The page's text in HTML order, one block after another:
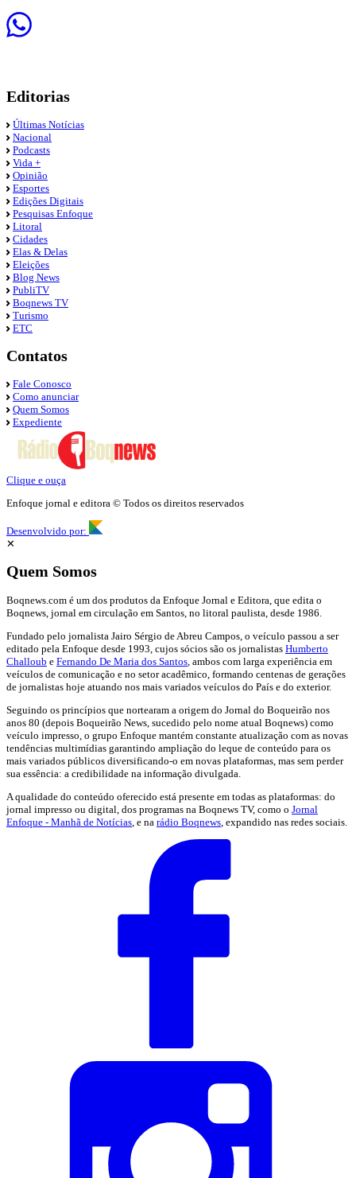
Editorias
Últimas Notícias
Nacional
Podcasts
Vida +
Opinião
Esportes
Edições Digitais
Pesquisas Enfoque
Litoral
Cidades
Elas & Delas
Eleições
Blog News
PubliTV
Boqnews TV
Turismo
ETC
Contatos
Fale Conosco
Como anunciar
Quem Somos
Expediente
Clique e ouça
Enfoque jornal e editora © Todos os direitos reservados
Desenvolvido por:
✕
Quem Somos
Boqnews.com é um dos produtos da Enfoque Jornal e Editora, que edita o
Boqnews, jornal em circulação em Santos, no litoral paulista, desde 1986.
Fundado pelo jornalista Jairo Sérgio de Abreu Campos, o veículo passou a ser
editado pela Enfoque desde 1993, cujos sócios são os jornalistas Humberto
Challoub e Fernando De Maria dos Santos , ambos com larga experiência em
veículos de comunicação e no setor acadêmico, formando centenas de gerações
de jornalistas hoje atuando nos mais variados veículos do País e do exterior.
Seguindo os princípios que nortearam a origem do Jornal do Boqueirão nos
anos 80 (depois Boqueirão News, sucedido pelo nome atual Boqnews) como
veículo impresso, o grupo Enfoque mantém constante atualização com as novas
tendências multimídias garantindo ampliação do leque de conteúdo para os
mais variados públicos diversificando-o em novas plataformas, mas sem perder
sua essência: a credibilidade na informação divulgada.
A qualidade do conteúdo oferecido está presente em todas as plataformas: do
jornal impresso ou digital, dos programas na Boqnews TV, como o Jornal
Enfoque - Manhã de Notícias , e na rádio Boqnews , expandido nas redes sociais.